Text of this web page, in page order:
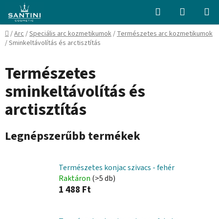
fő
tartalomhoz
Keresés KOSÁR
Kezdőlap
/Arc/Speciális arc kozmetikumok/Természetes arc kozmetikumok
/Sminkeltávolítás és arctisztítás
Természetes
sminkeltávolítás és
arctisztítás
Legnépszerűbb termékek
Természetes konjac szivacs - fehér
Raktáron (>5 db)
1 488 Ft